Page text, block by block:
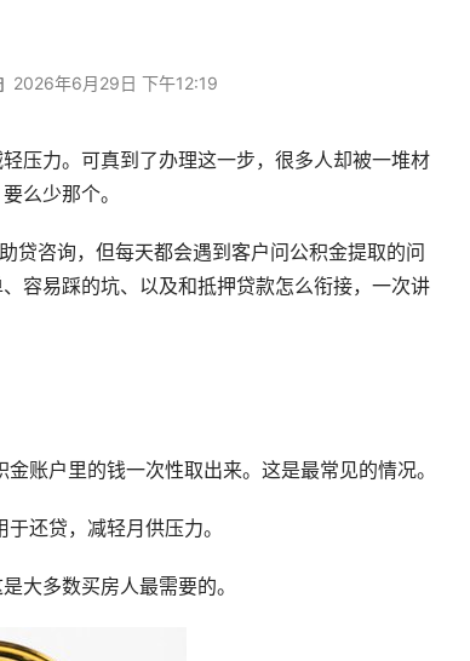
2026年6月29日 下午12:19
压力。可真到了办理这一步，很多人却被一堆材
么少那个。
贷咨询，但每天都会遇到客户问公积金提取的问
容易踩的坑、以及和抵押贷款怎么衔接，一次讲
账户里的钱一次性取出来。这是最常见的情况。
还贷，减轻月供压力。
大多数买房人最需要的。